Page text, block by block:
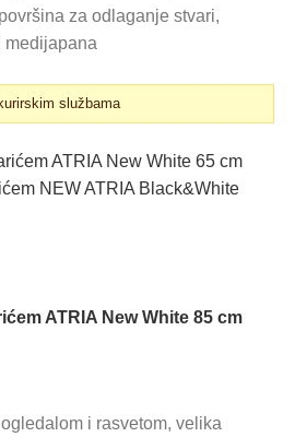
za odlaganje stvari,
medijapana
službama
ATRIA New White 85 cm
i rasvetom, velika